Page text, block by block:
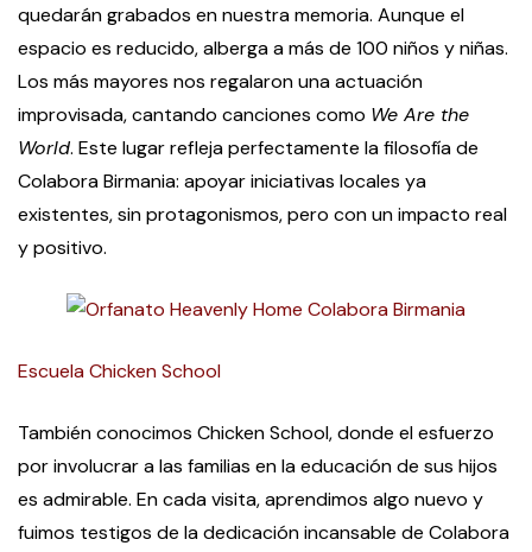
quedarán grabados en nuestra memoria. Aunque el
espacio es reducido, alberga a más de 100 niños y niñas.
Los más mayores nos regalaron una actuación
improvisada, cantando canciones como We Are the
World. Este lugar refleja perfectamente la filosofía de
Colabora Birmania: apoyar iniciativas locales ya
existentes, sin protagonismos, pero con un impacto real
y positivo.
Escuela Chicken School
También conocimos Chicken School, donde el esfuerzo
por involucrar a las familias en la educación de sus hijos
es admirable. En cada visita, aprendimos algo nuevo y
fuimos testigos de la dedicación incansable de Colabora